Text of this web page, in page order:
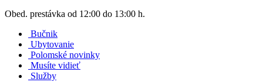
Obed. prestávka od 12:00 do 13:00 h.
Bučnik
Ubytovanie
Polomské novinky
Musíte vidieť
Služby